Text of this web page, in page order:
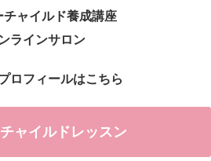
チャイルド養成講座
ラインサロン
ロフィールはこちら
ャイルドレッスン